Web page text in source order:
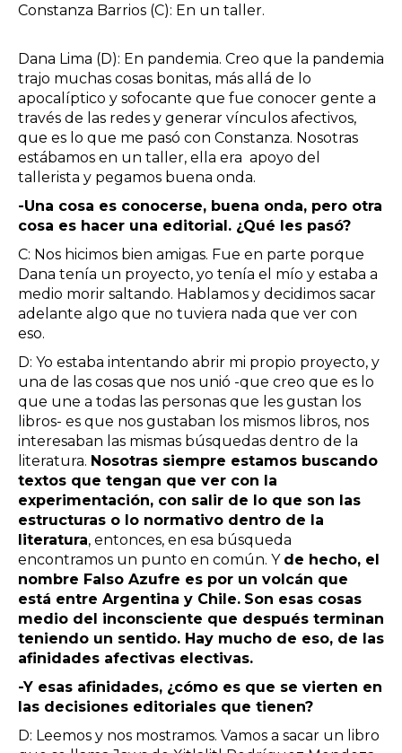
Constanza Barrios (C): En un taller.
Dana Lima (D): En pandemia. Creo que la pandemia
trajo muchas cosas bonitas, más allá de lo
apocalíptico y sofocante que fue conocer gente a
través de las redes y generar vínculos afectivos,
que es lo que me pasó con Constanza. Nosotras
estábamos en un taller, ella era apoyo del
tallerista y pegamos buena onda.
-Una cosa es conocerse, buena onda, pero otra
cosa es hacer una editorial. ¿Qué les pasó?
C: Nos hicimos bien amigas. Fue en parte porque
Dana tenía un proyecto, yo tenía el mío y estaba a
medio morir saltando. Hablamos y decidimos sacar
adelante algo que no tuviera nada que ver con
eso.
D: Yo estaba intentando abrir mi propio proyecto, y
una de las cosas que nos unió -que creo que es lo
que une a todas las personas que les gustan los
libros- es que nos gustaban los mismos libros, nos
interesaban las mismas búsquedas dentro de la
literatura. Nosotras siempre estamos buscando
textos que tengan que ver con la
experimentación, con salir de lo que son las
estructuras o lo normativo dentro de la
literatura, entonces, en esa búsqueda
encontramos un punto en común. Y de hecho, el
nombre Falso Azufre es por un volcán que
está entre Argentina y Chile. Son esas cosas
medio del inconsciente que después terminan
teniendo un sentido. Hay mucho de eso, de las
afinidades afectivas electivas.
-Y esas afinidades, ¿cómo es que se vierten en
las decisiones editoriales que tienen?
D: Leemos y nos mostramos. Vamos a sacar un libro